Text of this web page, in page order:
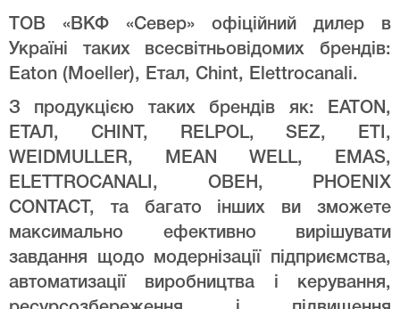
ТОВ «ВКФ «Север» офіційний дилер в
Україні таких всесвітньовідомих брендів:
Eaton (Moeller), Етал, Chint, Elettrocanali.
З продукцією таких брендів як: EATON,
ЕТАЛ, CHINT, RELPOL, SEZ, ETI,
WEIDMULLER, MEAN WELL, EMAS,
ELETTROCANALI, ОВЕН, PHOENIX
CONTACT, та багато інших ви зможете
максимально ефективно вирішувати
завдання щодо модернізації підприємства,
автоматизації виробництва і керування,